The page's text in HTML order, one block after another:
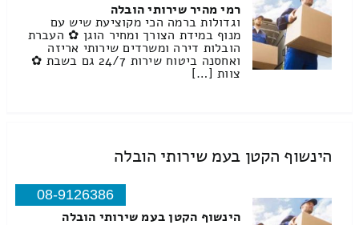
רמי מהיר שירותי הובלה
וגדולות ברמה הכי מקוציעת שיש עם
מנוף במידת הצורך ומחיר הוגן ✿ העברת
הובלות דירה ומשרדים שירותי אריזה
ואחסנה ביטוח שירות 24/7 גם בשבת ✿
צוות […]
הינשוף הקטן בעמ שירותי הובלה
08-9126386
הינשוף הקטן בעמ שירותי הובלה